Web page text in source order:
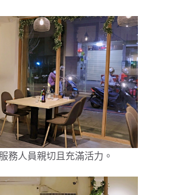
務人員親切且充滿活力。